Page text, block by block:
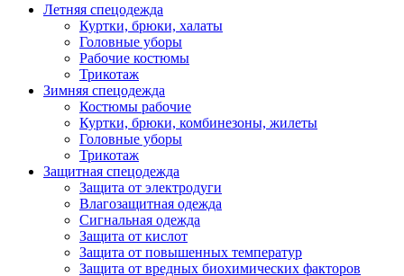
Летняя спецодежда
Куртки, брюки, халаты
Головные уборы
Рабочие костюмы
Трикотаж
Зимняя спецодежда
Костюмы рабочие
Куртки, брюки, комбинезоны, жилеты
Головные уборы
Трикотаж
Защитная спецодежда
Защита от электродуги
Влагозащитная одежда
Сигнальная одежда
Защита от кислот
Защита от повышенных температур
Защита от вредных биохимических факторов